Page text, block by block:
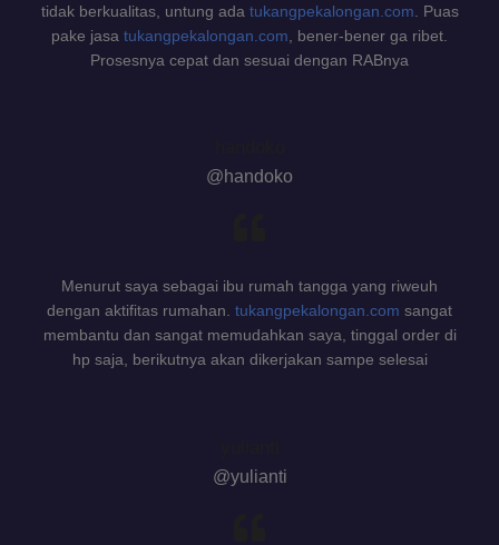
tidak berkualitas, untung ada tukangpekalongan.com . Puas
pake jasa tukangpekalongan.com , bener-bener ga ribet.
Prosesnya cepat dan sesuai dengan RABnya
@handoko
Menurut saya sebagai ibu rumah tangga yang riweuh
dengan aktifitas rumahan. tukangpekalongan.com sangat
membantu dan sangat memudahkan saya, tinggal order di
hp saja, berikutnya akan dikerjakan sampe selesai
@yulianti